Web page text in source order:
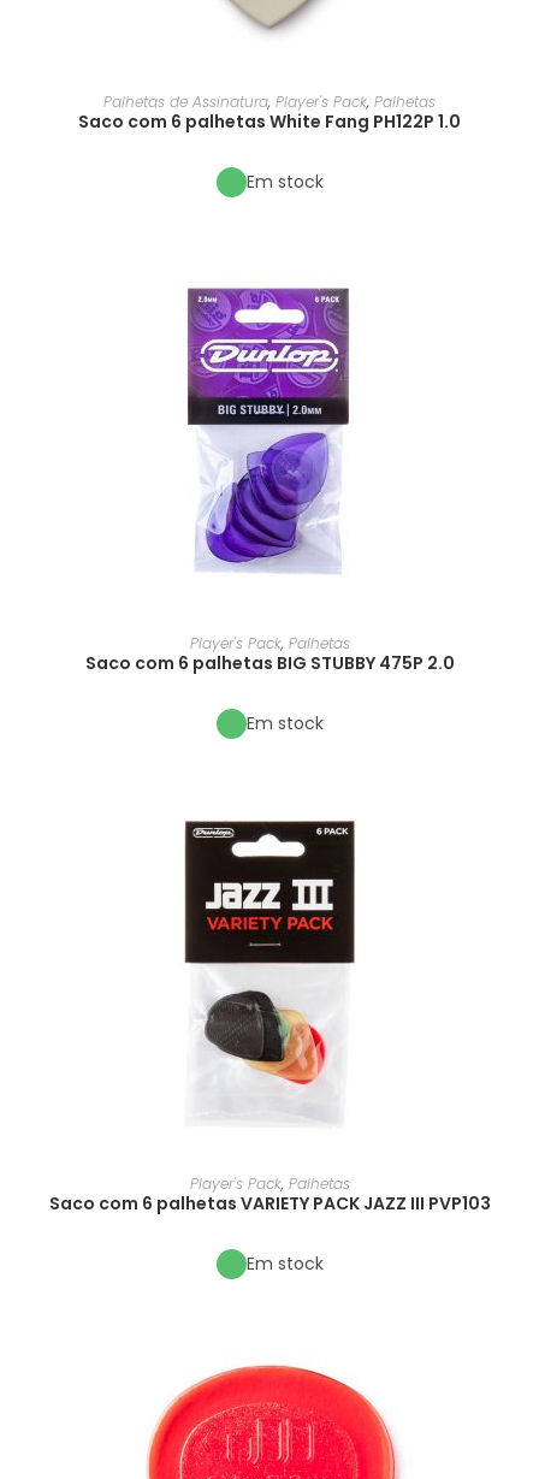
Palhetas de Assinatura, Player's Pack, Palhetas
Saco com 6 palhetas White Fang PH122P 1.0
Em stock
Player's Pack, Palhetas
Saco com 6 palhetas BIG STUBBY 475P 2.0
Em stock
Player's Pack, Palhetas
Saco com 6 palhetas VARIETY PACK JAZZ III PVP103
Em stock